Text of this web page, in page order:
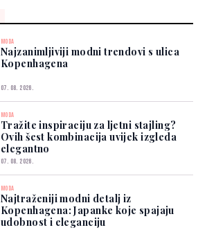
MODA
Najzanimljiviji modni trendovi s ulica
Kopenhagena
07. 08. 2026.
MODA
Tražite inspiraciju za ljetni stajling?
Ovih šest kombinacija uvijek izgleda
elegantno
07. 08. 2026.
MODA
Najtraženiji modni detalj iz
Kopenhagena: Japanke koje spajaju
udobnost i eleganciju